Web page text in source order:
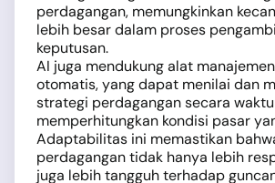
perdagangan, memungkinkan
lebih besar dalam proses
keputusan.
AI juga mendukung alat
otomatis, yang dapat menilai dan
strategi perdagangan secara
memperhitungkan kondisi pasar
Adaptabilitas ini memastikan
perdagangan tidak hanya lebih
juga lebih tangguh terhadap